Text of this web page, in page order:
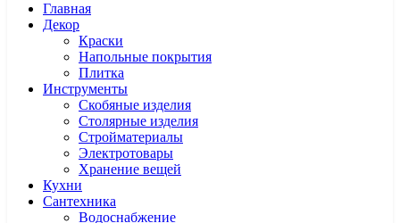
Главная
Декор
Краски
Напольные покрытия
Плитка
Инструменты
Скобяные изделия
Столярные изделия
Стройматериалы
Электротовары
Хранение вещей
Кухни
Сантехника
Водоснабжение